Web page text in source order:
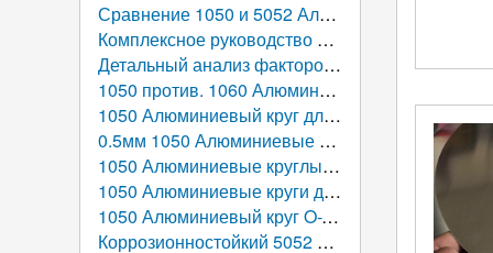
Сравнение 1050 и 5052 Алюминиевые диски: Что лучше подходит для вашего производственного проекта?
Комплексное руководство по удалению заусенцев и контролю качества поверхности 1050 Штампованные алюминиевые диски
Детальный анализ факторов, влияющих на цены на алюминиевый круг: Что определяет стоимость?
1050 против. 1060 Алюминиевые круги: Углубленное сравнение, Параметры производительности, и руководство по выбору
1050 Алюминиевый круг для отражающего освещения
0.5мм 1050 Алюминиевые диски
1050 Алюминиевые круглые диски для индукционной посуды
1050 Алюминиевые круги для форм для пиццы
1050 Алюминиевый круг O-Temper 0,8 мм
Коррозионностойкий 5052 алюминиевые диски